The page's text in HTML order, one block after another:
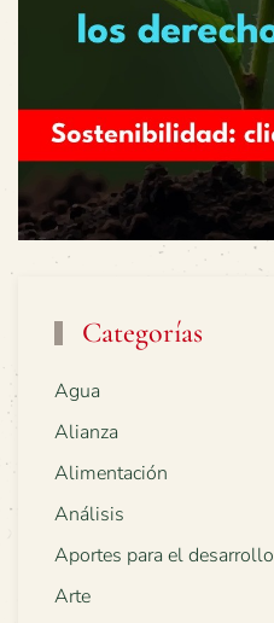
Categorías
Agua
Alianza
Alimentación
Análisis
Aportes para el desarrollo
Arte